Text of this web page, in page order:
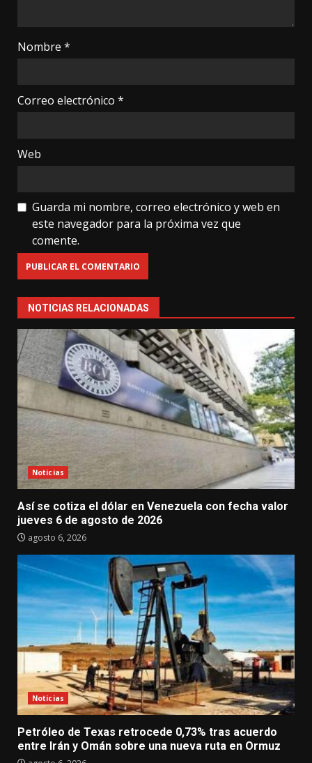
Nombre *
Correo electrónico *
Web
Guarda mi nombre, correo electrónico y web en
este navegador para la próxima vez que
comente.
NOTICIAS RELACIONADAS
Noticias
Así se cotiza el dólar en Venezuela con fecha valor
jueves 6 de agosto de 2026
agosto 6, 2026
Noticias
Petróleo de Texas retrocede 0,73% tras acuerdo
entre Irán y Omán sobre una nueva ruta en Ormuz